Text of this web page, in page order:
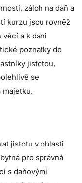
záloh na daň a
kurzu jsou rovněž
věcí a k dani
poznatky do
jistotou,
se
majetku.
jistotu v oblasti
pro správná
s daňovými